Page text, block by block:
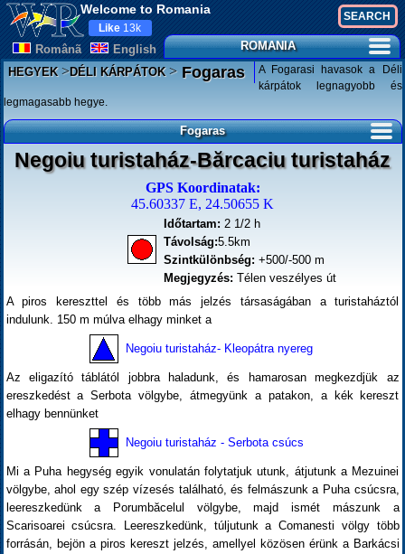
Welcome to Romania
Românã English
Like 13k
ROMANIA
HEGYEK>DÉLI KÁRPÁTOK>Fogaras
A Fogarasi havasok a Déli
kárpátok legnagyobb és
legmagasabb hegye.
Fogaras
Negoiu turistaház-Bărcaciu turistaház
GPS Koordinatak:
45.60337 E, 24.50655 K
Időtartam: 2 1/2 h
Távolság:5.5km
Szintkülönbség: +500/-500 m
Megjegyzés: Télen veszélyes út
A piros kereszttel és több más jelzés társaságában a turistaháztól
indulunk. 150 m múlva elhagy minket a
Negoiu turistaház- Kleopátra nyereg
Az eligazító táblától jobbra haladunk, és hamarosan megkezdjük az
ereszkedést a Serbota völgybe, átmegyünk a patakon, a kék kereszt
elhagy bennünket
Negoiu turistaház - Serbota csúcs
Mi a Puha hegység egyik vonulatán folytatjuk utunk, átjutunk a Mezuinei
völgybe, ahol egy szép vízesés található, és felmászunk a Puha csúcsra,
leereszkedünk a Porumbăcelul völgybe, majd ismét mászunk a
Scarisoarei csúcsra. Leereszkedünk, túljutunk a Comanesti völgy több
forrásán, bejön a piros kereszt jelzés, amellyel közösen érünk a Barkácsi